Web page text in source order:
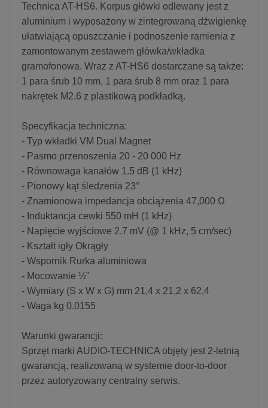
Technica AT-HS6. Korpus główki odlewany jest z
aluminium i wyposażony w zintegrowaną dźwigienkę
ułatwiającą opuszczanie i podnoszenie ramienia z
zamontowanym zestawem główka/wkładka
gramofonowa. Wraz z AT-HS6 dostarczane są także:
1 para śrub 10 mm, 1 para śrub 8 mm oraz 1 para
nakrętek M2.6 z plastikową podkładką.
Specyfikacja techniczna:
- Typ wkładki VM Dual Magnet
- Pasmo przenoszenia 20 - 20 000 Hz
- Równowaga kanałów 1.5 dB (1 kHz)
- Pionowy kąt śledzenia 23°
- Znamionowa impedancja obciążenia 47,000 Ω
- Induktancja cewki 550 mH (1 kHz)
- Napięcie wyjściowe 2.7 mV (@ 1 kHz, 5 cm/sec)
- Kształt igły Okrągły
- Wspornik Rurka aluminiowa
- Mocowanie ½”
- Wymiary (S x W x G) mm 21,4 x 21,2 x 62,4
- Waga kg 0.0155
Warunki gwarancji:
Sprzęt marki AUDIO-TECHNICA objęty jest 2-letnią
gwarancją, realizowaną w systemie door-to-door
przez autoryzowany centralny serwis.